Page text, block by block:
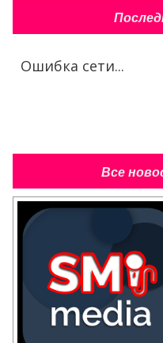
Ошибка сети...
Все